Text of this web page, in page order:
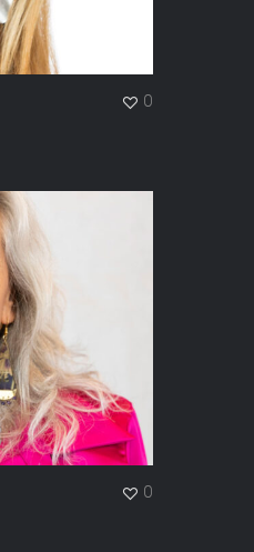
0
0